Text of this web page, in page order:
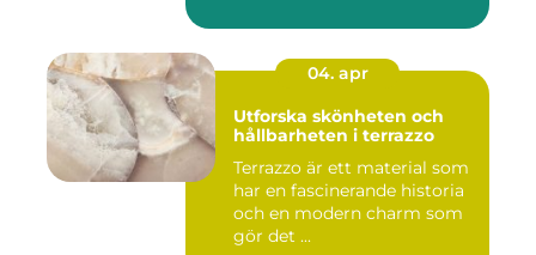
04. apr
Utforska skönheten och
hållbarheten i terrazzo
Terrazzo är ett material som
har en fascinerande historia
och en modern charm som
gör det ...